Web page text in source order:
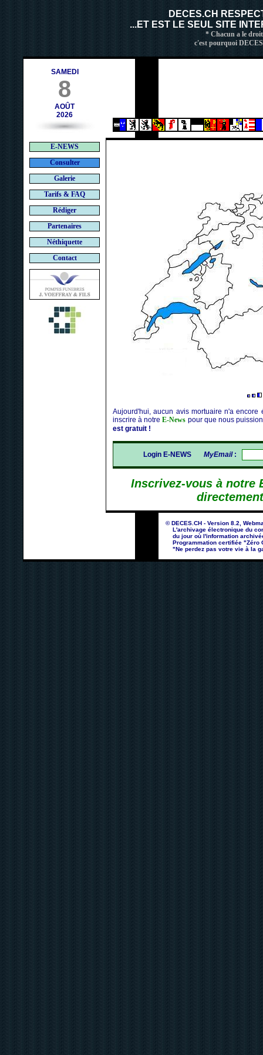
DECES.CH
...ET EST LE SEUL SITE
* Chacun a le
c'est pourquoi
SAMEDI
8
AOÛT
2026
E-NEWS
Consulter
Galerie
Tarifs & FAQ
Rédiger
Partenaires
Néthiquette
Contact
Aujourd'hui, aucun avis mortuaire n'a
inscrire à notreE-News pour que nous
est gratuit !
Login E-NEWS MyEmail:
Inscrivez-vous à notre
© DECES.CH - Version 8.2,
L'archivage électronique du
du jour où l'information
Programmation certifiée "Zéro
"Ne perdez pas votre vie à la